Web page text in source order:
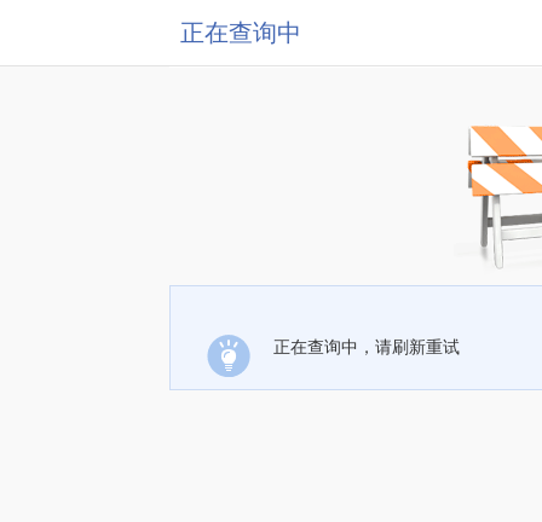
正在查询中
正在查询中，请刷新重试